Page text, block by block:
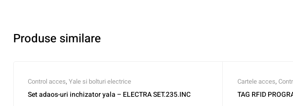
Produse similare
Control acces, Yale si bolturi electrice
Set adaos-uri inchizator yala – ELECTRA SET.235.INC
Cartele acces,
TAG RFID